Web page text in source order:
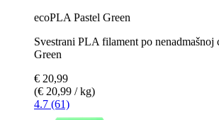
ecoPLA Pastel Green
Svestrani PLA filament po nenadmašnoj
Green
€ 20,99
(€ 20,99 / kg)
4.7 (61)